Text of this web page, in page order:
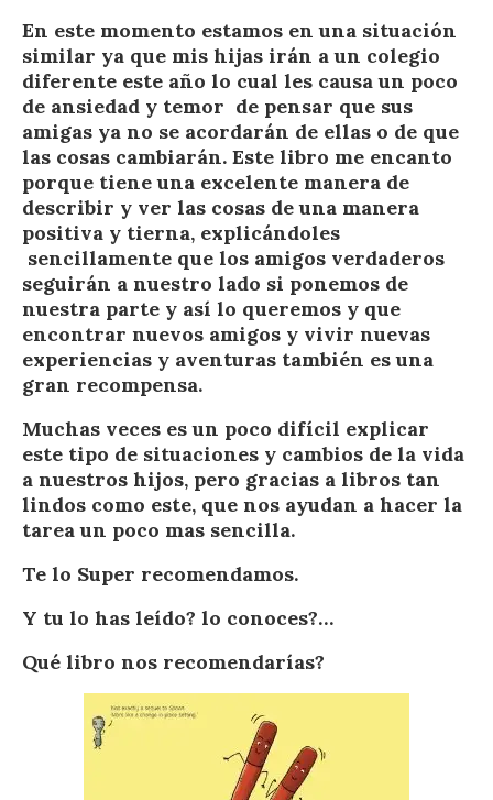
En este momento estamos en una situación
similar ya que mis hijas irán a un colegio
diferente este año lo cual les causa un poco
de ansiedad y temor de pensar que sus
amigas ya no se acordarán de ellas o de que
las cosas cambiarán. Este libro me encanto
porque tiene una excelente manera de
describir y ver las cosas de una manera
positiva y tierna, explicándoles
sencillamente que los amigos verdaderos
seguirán a nuestro lado si ponemos de
nuestra parte y así lo queremos y que
encontrar nuevos amigos y vivir nuevas
experiencias y aventuras también es una
gran recompensa.
Muchas veces es un poco difícil explicar
este tipo de situaciones y cambios de la vida
a nuestros hijos, pero gracias a libros tan
lindos como este, que nos ayudan a hacer la
tarea un poco mas sencilla.
Te lo Super recomendamos.
Y tu lo has leído? lo conoces?…
Qué libro nos recomendarías?